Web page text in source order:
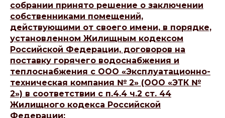
собрании принято решение о заключении
собственниками помещений,
действующими от своего имени, в порядке,
установленном Жилищным кодексом
Российской Федерации, договоров на
поставку горячего водоснабжения и
теплоснабжения с ООО «Эксплуатационно-
техническая компания № 2» (ООО «ЭТК №
2») в соответствии с п.4.4 ч.2 ст. 44
Жилищного кодекса Российской
Федерации: